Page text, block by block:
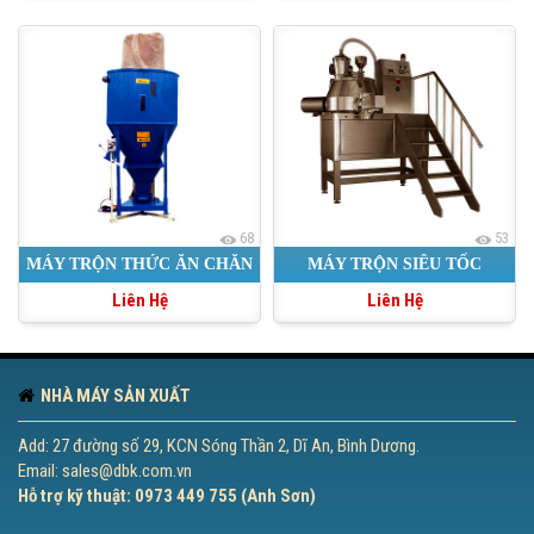
68
MÁY TRỘN THỨC ĂN CHĂN
NUÔI 2000DM3
Liên Hệ
53
MÁY TRỘN SIÊU TỐC
Liên Hệ
NHÀ MÁY SẢN XUẤT
Add: 27 đường số 29, KCN Sóng Thần 2, Dĩ An, Bình Dương.
Email: sales@dbk.com.vn
Hỗ trợ kỹ thuật: 0973 449 755 (Anh Sơn)